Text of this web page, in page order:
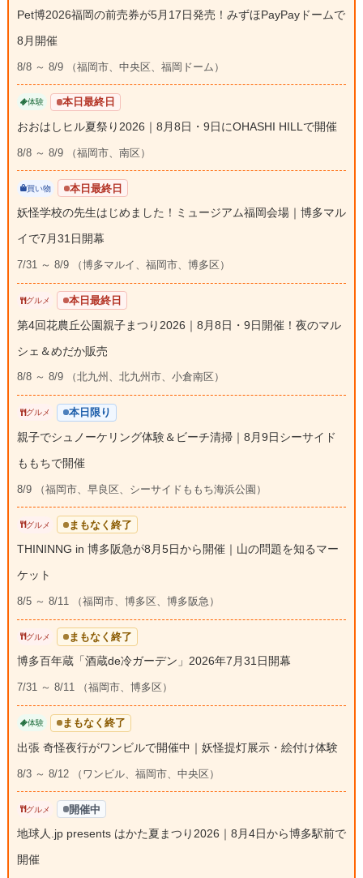
Pet博2026福岡の前売券が5月17日発売！みずほPayPayドームで
8月開催
8/8 ～ 8/9 （福岡市、中央区、福岡ドーム）
体験 本日最終日
おおはしヒル夏祭り2026｜8月8日・9日にOHASHI HILLで開催
8/8 ～ 8/9 （福岡市、南区）
買い物 本日最終日
妖怪学校の先生はじめました！ミュージアム福岡会場｜博多マル
イで7月31日開幕
7/31 ～ 8/9 （博多マルイ、福岡市、博多区）
グルメ 本日最終日
第4回花農丘公園親子まつり2026｜8月8日・9日開催！夜のマル
シェ＆めだか販売
8/8 ～ 8/9 （北九州、北九州市、小倉南区）
グルメ 本日限り
親子でシュノーケリング体験＆ビーチ清掃｜8月9日シーサイド
ももちで開催
8/9 （福岡市、早良区、シーサイドももち海浜公園）
グルメ まもなく終了
THININNG in 博多阪急が8月5日から開催｜山の問題を知るマー
ケット
8/5 ～ 8/11 （福岡市、博多区、博多阪急）
グルメ まもなく終了
博多百年蔵「酒蔵de冷ガーデン」2026年7月31日開幕
7/31 ～ 8/11 （福岡市、博多区）
体験 まもなく終了
出張 奇怪夜行がワンビルで開催中｜妖怪提灯展示・絵付け体験
8/3 ～ 8/12 （ワンビル、福岡市、中央区）
グルメ 開催中
地球人.jp presents はかた夏まつり2026｜8月4日から博多駅前で
開催